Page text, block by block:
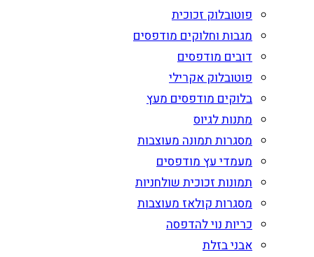
פוטובלוק זכוכית
מגבות וחלוקים מודפסים
דובים מודפסים
פוטובלוק אקרילי
בלוקים מודפסים מעץ
מתנות לגיוס
מסגרות תמונה מעוצבות
מעמדי עץ מודפסים
תמונות זכוכית שולחניות
מסגרות קולאז מעוצבות
כריות נוי להדפסה
אבני בזלת